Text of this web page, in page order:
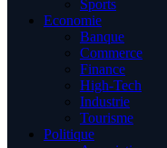
Sports
Economie
Banque
Commerce
Finance
High-Tech
Industrie
Tourisme
Politique